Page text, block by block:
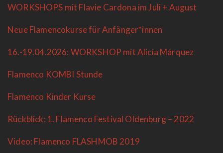
WORKSHOPS mit Flavie Cardona im Juli + August
Neue Flamencokurse für Anfänger*innen
16.-19.04.2026: WORKSHOP mit Alicia Márquez
Flamenco KOMBI Stunde
Flamenco Kinder Kurse
Rückblick: 1. Flamenco Festival Oldenburg – 2022
Video: Flamenco FLASHMOB 2019